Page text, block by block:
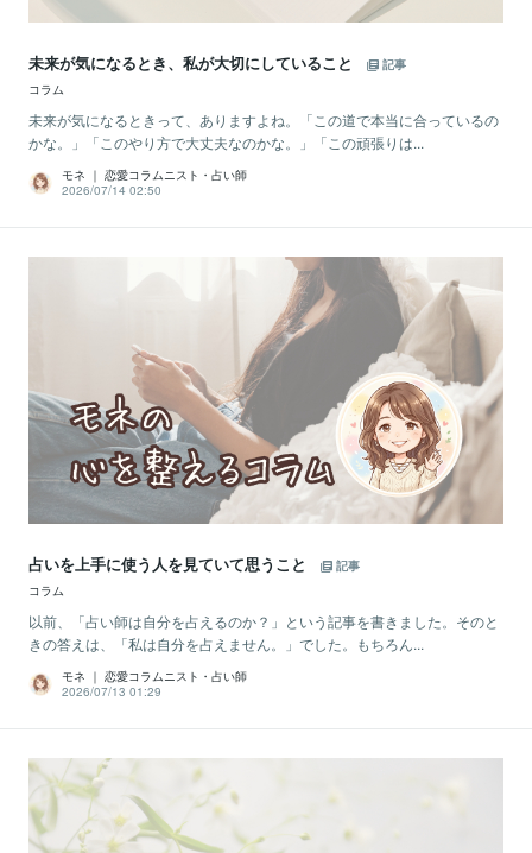
未来が気になるとき、私が大切にしていること
記事
コラム
未来が気になるときって、ありますよね。「この道で本当に合っているの
かな。」「このやり方で大丈夫なのかな。」「この頑張りは...
モネ ｜ 恋愛コラムニスト・占い師
2026/07/14 02:50
占いを上手に使う人を見ていて思うこと
記事
コラム
以前、「占い師は自分を占えるのか？」という記事を書きました。そのと
きの答えは、「私は自分を占えません。」でした。もちろん...
モネ ｜ 恋愛コラムニスト・占い師
2026/07/13 01:29